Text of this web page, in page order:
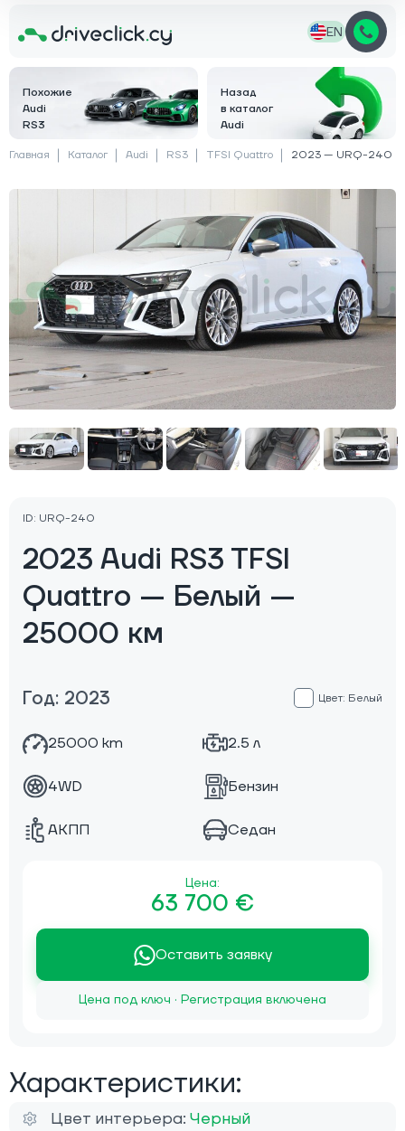
EN
Похожие
Audi
RS3
Назад
в каталог
Audi
Главная Каталог Audi RS3 TFSI Quattro 2023 — URQ-240
ID: URQ-240
2023 Audi RS3 TFSI
Quattro — Белый —
25000 км
Год: 2023 Цвет: Белый
25000 km 2.5 л
4WD Бензин
АКПП Седан
Цена:
63 700 €
Оставить заявку
Цена под ключ · Регистрация включена
Характеристики:
Цвет интерьера: Черный